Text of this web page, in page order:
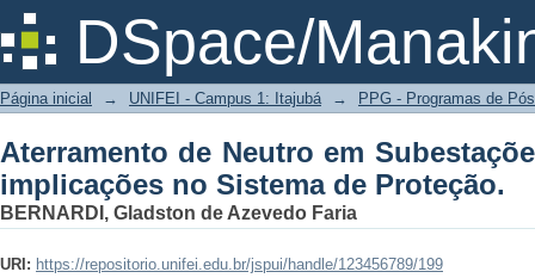
DSpace/
Aterramento de Neutro em
de Proteção.
Página inicial → UNIFEI - Campus 1: Itajubá → PPG - Programas de
Aterramento de Neutro em
implicações no Sistema de Proteção.
BERNARDI, Gladston de Azevedo Faria
URI: https://repositorio.unifei.edu.br/jspui/handle/123456789/199